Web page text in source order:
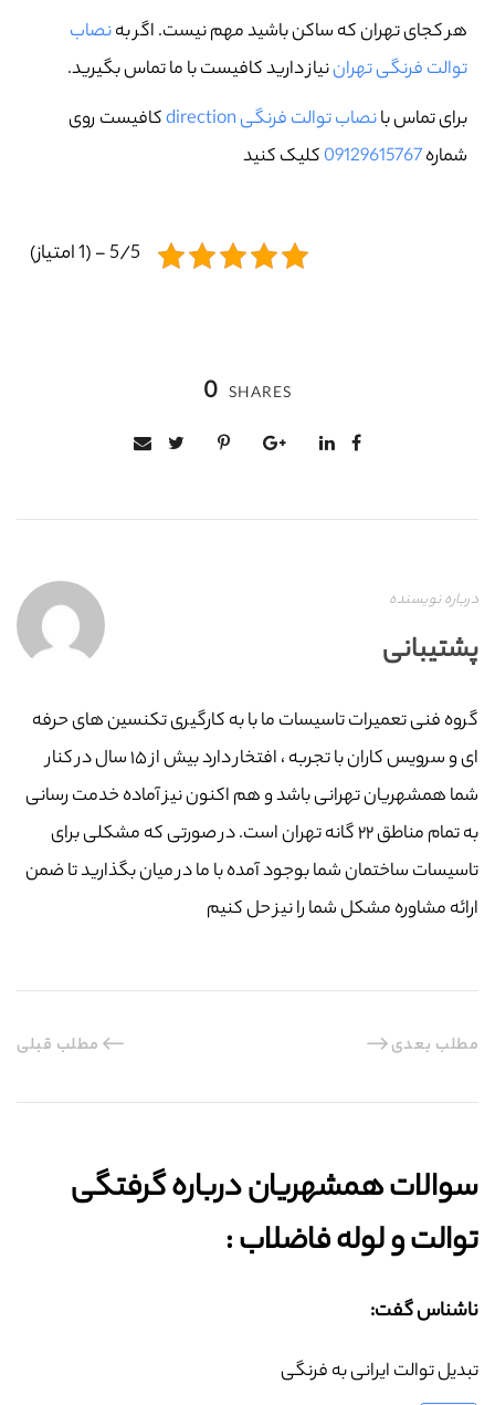
هر کجای تهران که ساکن باشید مهم نیست. اگر بهنصاب
توالت فرنگی تهراننیاز دارید کافیست با ما تماس بگیرید.
برای تماس بانصاب توالت فرنگی direction
کافیست روی
شماره09129615767کلیک کنید
5/5 - (1 امتیاز)
0 SHARES
درباره نویسنده
پشتیبانی
گروه فنی تعمیرات تاسیسات ما با به‌ کارگیری تکنسین های حرفه
ای و سرویس کاران با تجربه ، افتخار دارد بیش از ۱۵ سال در کنار
شما همشهریان تهرانی باشد و هم اکنون نیز آماده خدمت رسانی
به تمام مناطق ۲۲ گانه تهران است. در صورتی که مشکلی برای
تاسیسات ساختمان شما بوجود آمده با ما در میان بگذارید تا ضمن
ارائه مشاوره مشکل شما را نیز حل کنیم
مطلب قبلی مطلب بعدی
سوالات همشهریان درباره گرفتگی
توالت و لوله فاضلاب :‌
ناشناس گفت:
تبدیل توالت ایرانی به فرنگی